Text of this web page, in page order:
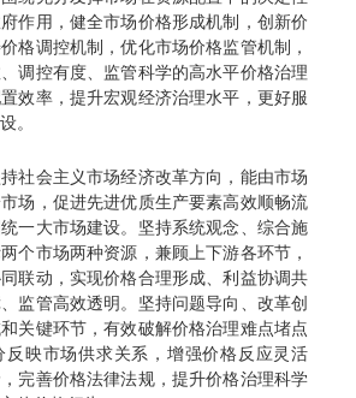
作用，健全市场价格形成机制，创新价
格调控机制，优化市场价格监管机制，
调控有度、监管科学的高水平价格治理
效率，提升宏观经济治理水平，更好服
。
社会主义市场经济改革方向，能由市场
场，促进先进优质生产要素高效顺畅流
一大市场建设。坚持系统观念、综合施
个市场两种资源，兼顾上下游各环节，
联动，实现价格合理形成、利益协调共
监管高效透明。坚持问题导向、改革创
关键环节，有效破解价格治理难点堵点
反映市场供求关系，增强价格反应灵活
完善价格法律法规，提升价格治理科学